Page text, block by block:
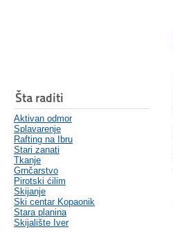
Šta raditi
Aktivan odmor
Splavarenje
Rafting na Ibru
Stari zanati
Tkanje
Grnčarstvo
Pirotski ćilim
Skijanje
Ski centar Kopaonik
Stara planina
Skijalište Iver